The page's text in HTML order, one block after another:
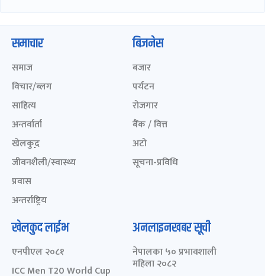
समाचार
समाज
विचार/ब्लग
साहित्य
अन्तर्वार्ता
खेलकुद़़
जीवनशैली/स्वास्थ्य
प्रवास
अन्तर्राष्ट्रिय
बिजनेस
बजार
पर्यटन
रोजगार
बैंक / वित्त
अटो
सूचना-प्रविधि
खेलकुद लाईभ
एनपीएल २०८१
ICC Men T20 World Cup
अनलाइनखबर सूची
नेपालका ५० प्रभावशाली
महिला २०८२